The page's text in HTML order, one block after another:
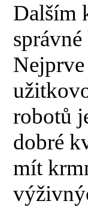
Dalším
robotů
dobré
mít